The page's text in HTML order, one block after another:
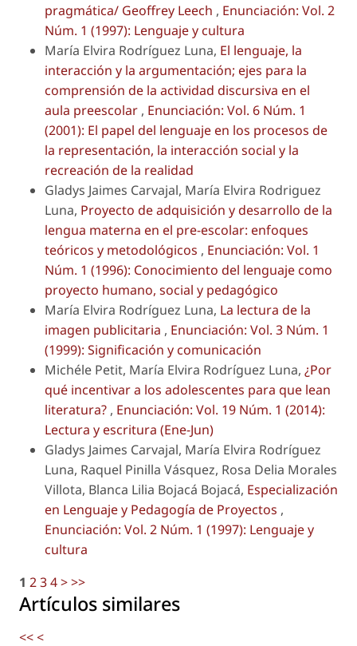
pragmática/ Geoffrey Leech , Enunciación: Vol. 2
Núm. 1 (1997): Lenguaje y cultura
María Elvira Rodríguez Luna, El lenguaje, la
interacción y la argumentación; ejes para la
comprensión de la actividad discursiva en el
aula preescolar , Enunciación: Vol. 6 Núm. 1
(2001): El papel del lenguaje en los procesos de
la representación, la interacción social y la
recreación de la realidad
Gladys Jaimes Carvajal, María Elvira Rodriguez
Luna, Proyecto de adquisición y desarrollo de la
lengua materna en el pre-escolar: enfoques
teóricos y metodológicos , Enunciación: Vol. 1
Núm. 1 (1996): Conocimiento del lenguaje como
proyecto humano, social y pedagógico
María Elvira Rodríguez Luna, La lectura de la
imagen publicitaria , Enunciación: Vol. 3 Núm. 1
(1999): Significación y comunicación
Michéle Petit, María Elvira Rodríguez Luna, ¿Por
qué incentivar a los adolescentes para que lean
literatura? , Enunciación: Vol. 19 Núm. 1 (2014):
Lectura y escritura (Ene-Jun)
Gladys Jaimes Carvajal, María Elvira Rodríguez
Luna, Raquel Pinilla Vásquez, Rosa Delia Morales
Villota, Blanca Lilia Bojacá Bojacá, Especialización
en Lenguaje y Pedagogía de Proyectos ,
Enunciación: Vol. 2 Núm. 1 (1997): Lenguaje y
cultura
1 234>>>
Artículos similares
<<<